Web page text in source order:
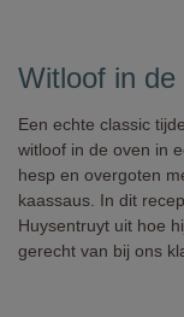
Witloof in
Een echte classic
witloof in de oven in
hesp en overgoten
kaassaus. In dit
Huysentruyt uit hoe
gerecht van bij ons